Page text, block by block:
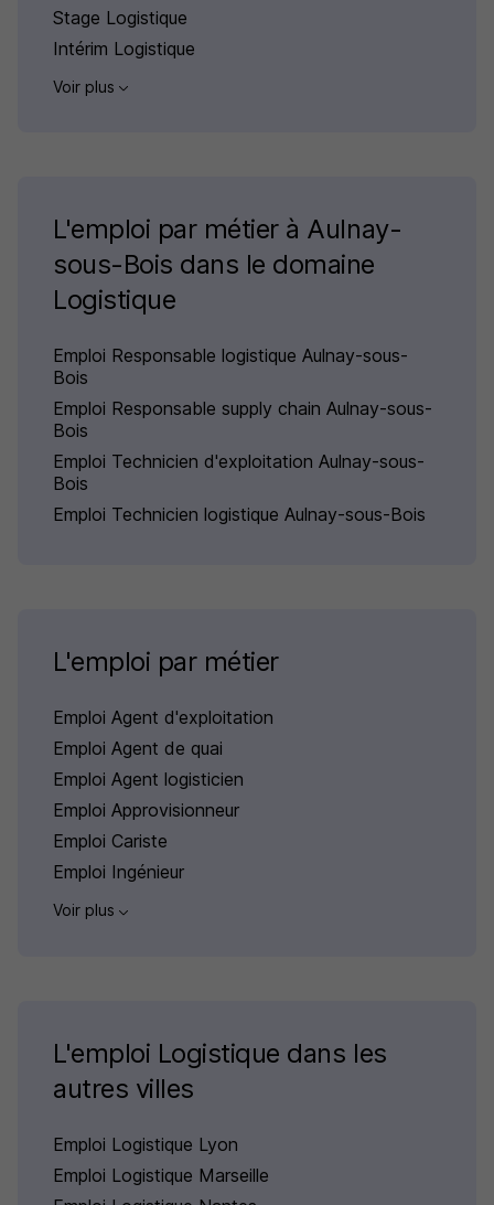
Stage Logistique
Intérim Logistique
Voir plus
L'emploi par métier à Aulnay-
sous-Bois dans le domaine
Logistique
Emploi Responsable logistique Aulnay-sous-
Bois
Emploi Responsable supply chain Aulnay-sous-
Bois
Emploi Technicien d'exploitation Aulnay-sous-
Bois
Emploi Technicien logistique Aulnay-sous-Bois
L'emploi par métier
Emploi Agent d'exploitation
Emploi Agent de quai
Emploi Agent logisticien
Emploi Approvisionneur
Emploi Cariste
Emploi Ingénieur
Voir plus
L'emploi Logistique dans les
autres villes
Emploi Logistique Lyon
Emploi Logistique Marseille